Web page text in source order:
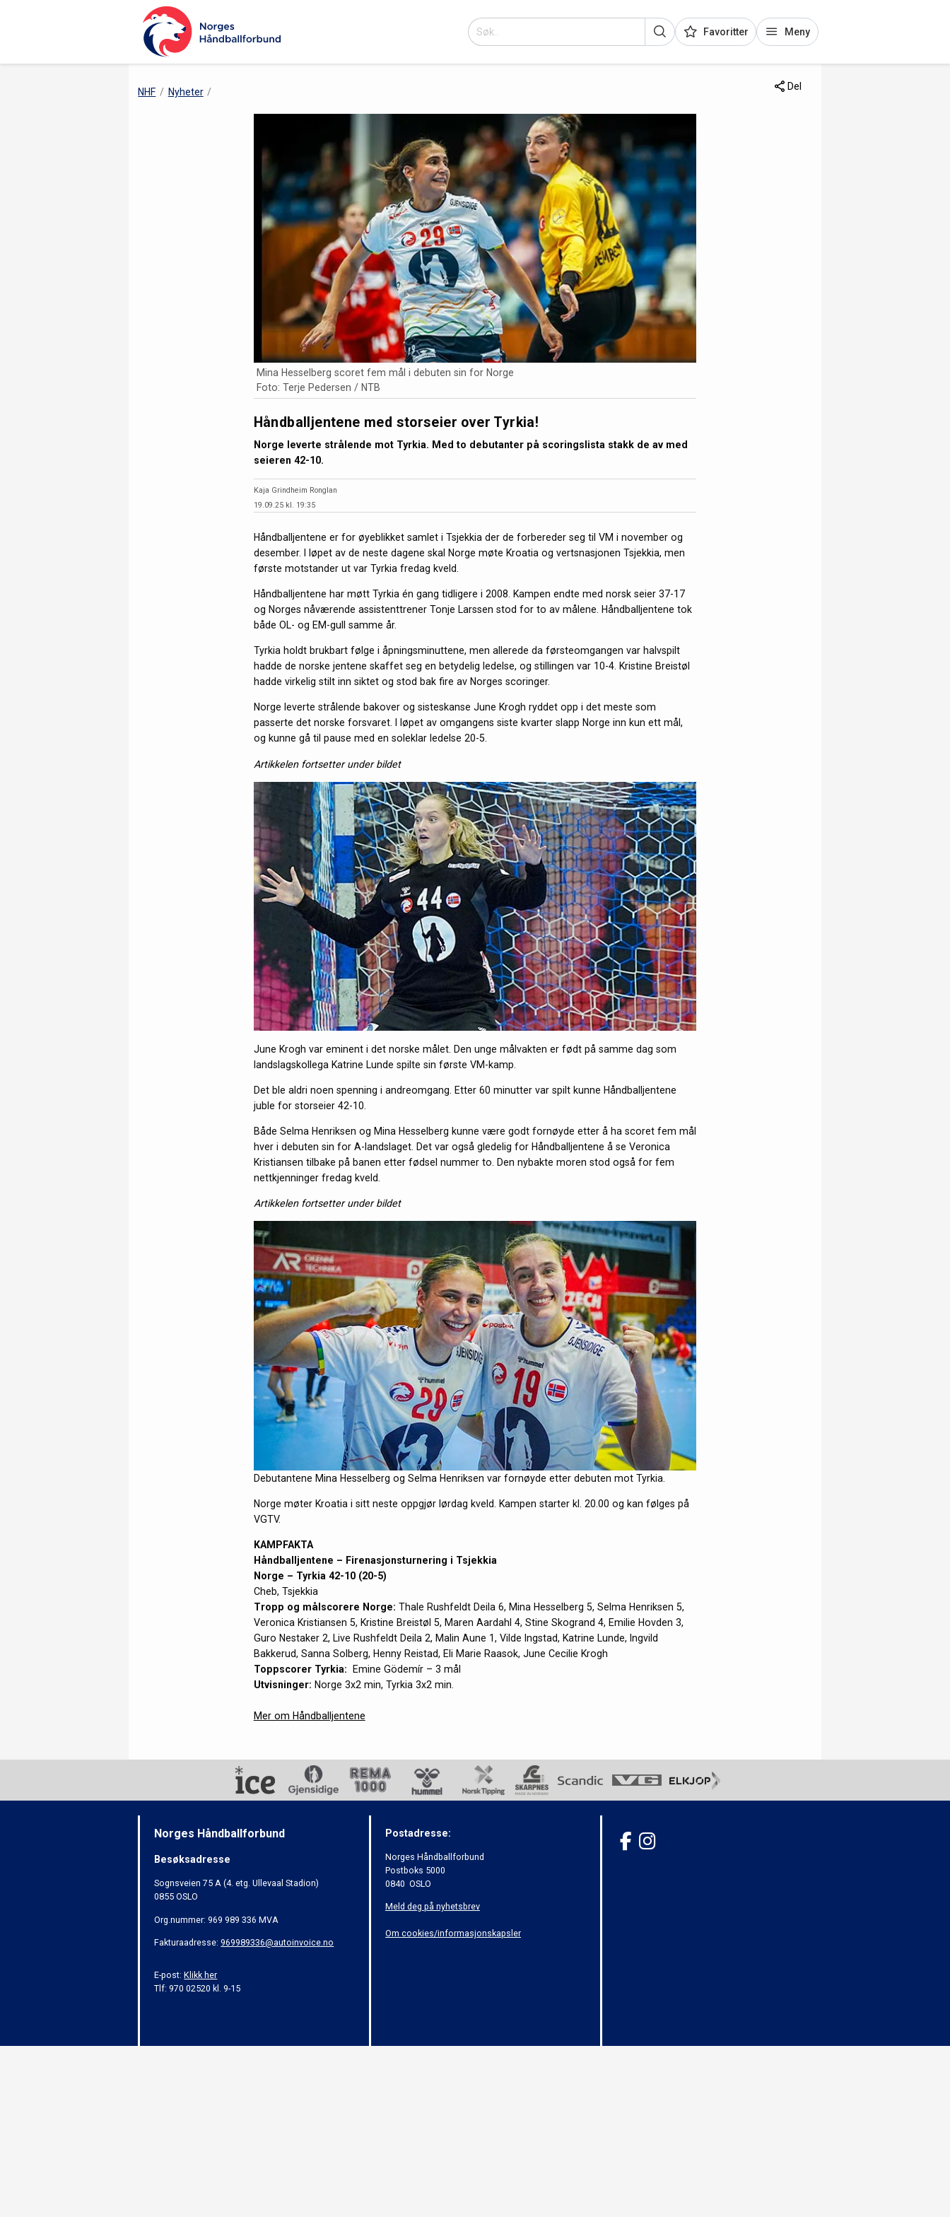
Favoritter Meny
NHF Nyheter Del
Mina Hesselberg scoret fem mål i debuten sin for Norge
Foto: Terje Pedersen / NTB
Håndballjentene med storseier over Tyrkia!
Norge leverte strålende mot Tyrkia. Med to debutanter på scoringslista stakk de av med
seieren 42-10.
Kaja Grindheim Ronglan
19.09.25 kl. 19:35
Håndballjentene er for øyeblikket samlet i Tsjekkia der de forbereder seg til VM i november og
desember. I løpet av de neste dagene skal Norge møte Kroatia og vertsnasjonen Tsjekkia, men
første motstander ut var Tyrkia fredag kveld.
Håndballjentene har møtt Tyrkia én gang tidligere i 2008. Kampen endte med norsk seier 37-17
og Norges nåværende assistenttrener Tonje Larssen stod for to av målene. Håndballjentene tok
både OL- og EM-gull samme år.
Tyrkia holdt brukbart følge i åpningsminuttene, men allerede da førsteomgangen var halvspilt
hadde de norske jentene skaffet seg en betydelig ledelse, og stillingen var 10-4. Kristine Breistøl
hadde virkelig stilt inn siktet og stod bak fire av Norges scoringer.
Norge leverte strålende bakover og sisteskanse June Krogh ryddet opp i det meste som
passerte det norske forsvaret. I løpet av omgangens siste kvarter slapp Norge inn kun ett mål,
og kunne gå til pause med en soleklar ledelse 20-5.
Artikkelen fortsetter under bildet
June Krogh var eminent i det norske målet. Den unge målvakten er født på samme dag som
landslagskollega Katrine Lunde spilte sin første VM-kamp.
Det ble aldri noen spenning i andreomgang. Etter 60 minutter var spilt kunne Håndballjentene
juble for storseier 42-10.
Både Selma Henriksen og Mina Hesselberg kunne være godt fornøyde etter å ha scoret fem mål
hver i debuten sin for A-landslaget. Det var også gledelig for Håndballjentene å se Veronica
Kristiansen tilbake på banen etter fødsel nummer to. Den nybakte moren stod også for fem
nettkjenninger fredag kveld.
Artikkelen fortsetter under bildet
Debutantene Mina Hesselberg og Selma Henriksen var fornøyde etter debuten mot Tyrkia.
Norge møter Kroatia i sitt neste oppgjør lørdag kveld. Kampen starter kl. 20.00 og kan følges på
VGTV.
KAMPFAKTA
Håndballjentene – Firenasjonsturnering i Tsjekkia
Norge – Tyrkia 42-10 (20-5)
Cheb, Tsjekkia
Tropp og målscorere Norge: Thale Rushfeldt Deila 6, Mina Hesselberg 5, Selma Henriksen 5,
Veronica Kristiansen 5, Kristine Breistøl 5, Maren Aardahl 4, Stine Skogrand 4, Emilie Hovden 3,
Guro Nestaker 2, Live Rushfeldt Deila 2, Malin Aune 1, Vilde Ingstad, Katrine Lunde, Ingvild
Bakkerud, Sanna Solberg, Henny Reistad, Eli Marie Raasok, June Cecilie Krogh
Toppscorer Tyrkia: Emine Gödemír – 3 mål
Utvisninger: Norge 3x2 min, Tyrkia 3x2 min.
Mer om Håndballjentene
Norges Håndballforbund
Besøksadresse
Sognsveien 75 A (4. etg. Ullevaal Stadion)
0855 OSLO
Org.nummer: 969 989 336 MVA
Fakturaadresse:969989336@autoinvoice.no
E-post:Klikk her
Tlf: 970 02520 kl. 9-15
Postadresse:
Norges Håndballforbund
Postboks 5000
0840 OSLO
Meld deg på nyhetsbrev
Om cookies/informasjonskapsler